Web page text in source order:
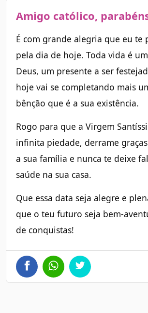
Amigo católico,
É com grande alegria que eu te
pela dia de hoje. Toda vida é
Deus, um presente a ser
hoje vai se completando mais
bênção que é a sua existência.
Rogo para que a Virgem
infinita piedade, derrame
a sua família e nunca te deixe
saúde na sua casa.
Que essa data seja alegre e
que o teu futuro seja bem-
de conquistas!